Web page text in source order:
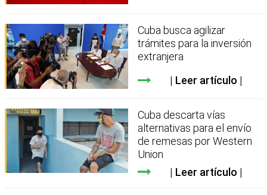
Cuba busca agilizar
trámites para la inversión
extranjera
Leer artículo
Cuba descarta vías
alternativas para el envío
de remesas por Western
Union
Leer artículo